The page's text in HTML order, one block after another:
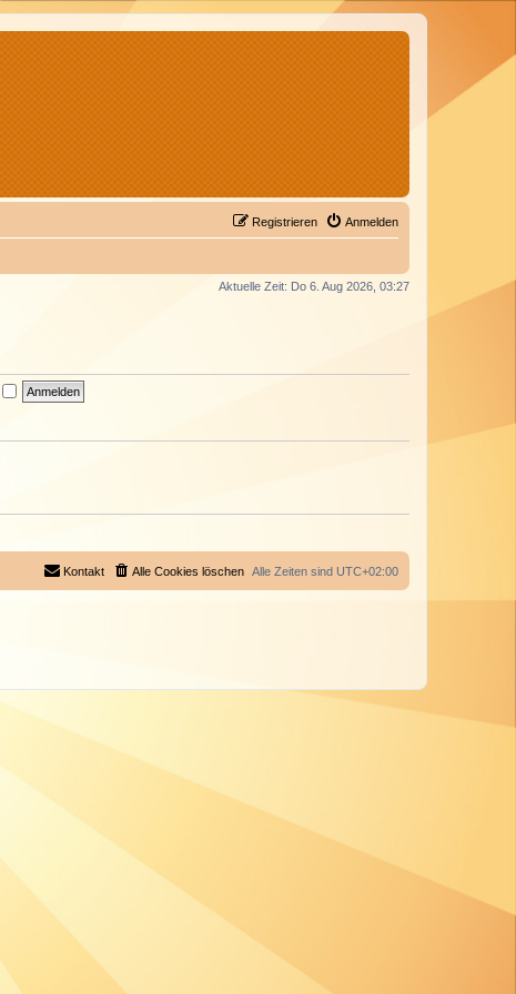
Anmelden
Registrieren
Aktuelle Zeit: Do 6. Aug 2026, 03:27
Alle Zeiten sind UTC+02:00
Alle Cookies löschen
Kontakt